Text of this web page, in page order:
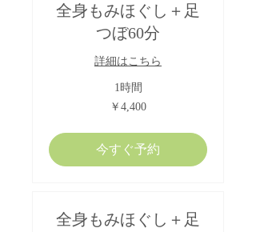
全身もみほぐし＋足
つぼ60分
詳細はこちら
1時間
￥4,400
今すぐ予約
全身もみほぐし＋足